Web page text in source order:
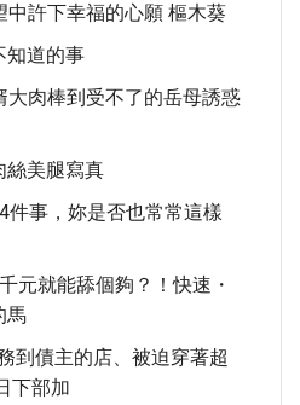
中許下幸福的心願 樞木葵
知道的事
大肉棒到受不了的岳母誘惑
絲美腿寫真
件事，妳是否也常常這樣
元就能舔個夠？！快速・
馬
到債主的店、被迫穿著超
下部加